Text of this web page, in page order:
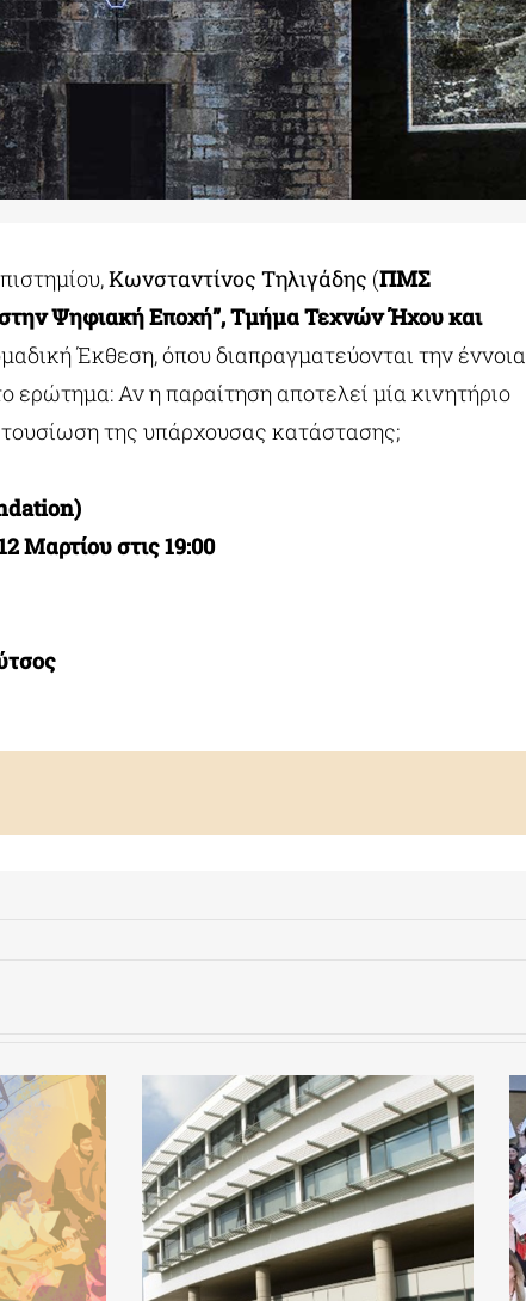
Κωνσταντίνος Τηλιγάδης (ΠΜΣ
Ψηφιακή Εποχή”, Tμήμα Τεχνών Ήχου και
Έκθεση, όπου διαπραγματεύονται την έννοια
ερώτημα: Αν η παραίτηση αποτελεί μία κινητήριο
της υπάρχουσας κατάστασης;
Μαρτίου στις 19:00